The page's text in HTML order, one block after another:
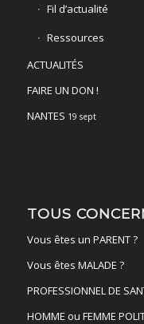
Fil d’actualité
Ressources
ACTUALITÉS
FAIRE UN DON !
NANTES 19 sept
TOUS
Vous êtes un PARENT ?
Vous êtes MALADE ?
PROFESSIONNEL DE
HOMME ou FEMME